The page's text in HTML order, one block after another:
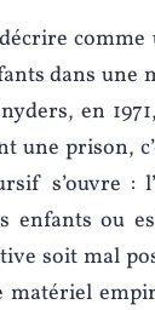
décrire
dans une
en
une prison,
s’ouvre :
enfants ou
soit mal